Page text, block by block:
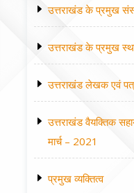
उत्तराखंड के प्रमुख
उत्तराखंड के प्रमुख
उत्तराखंड लेखक एवं
उत्तराखंड वैयक्तिक
मार्च – 2021
प्रमुख व्यक्तित्व